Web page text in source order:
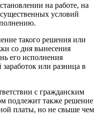
на работе, на
условий
такого решения или
со дня вынесения
его исполнения
или разница в
с гражданским
подлежит также решение
платы, но не свыше чем